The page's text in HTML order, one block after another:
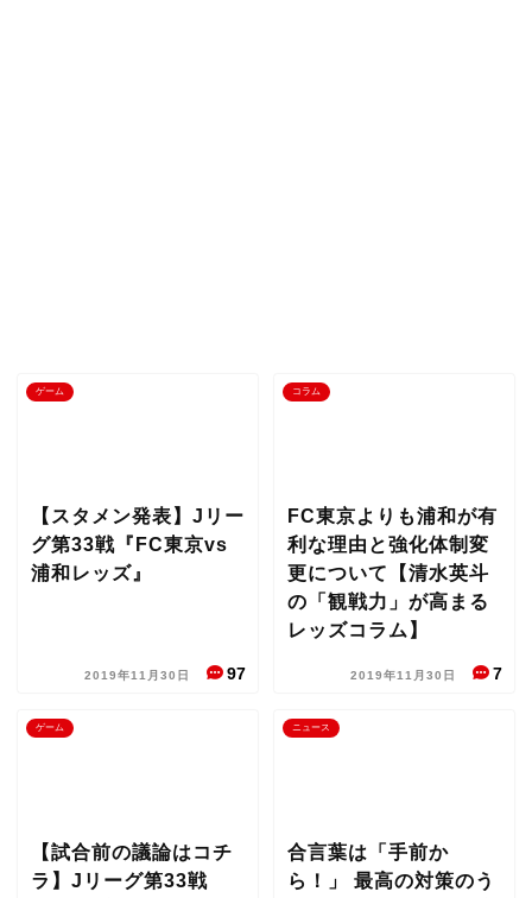
ゲーム
【スタメン発表】Jリー
グ第33戦『FC東京vs
浦和レッズ』
2019年11月30日 97
コラム
FC東京よりも浦和が有
利な理由と強化体制変
更について【清水英斗
の「観戦力」が高まる
レッズコラム】
2019年11月30日 7
ゲーム
【試合前の議論はコチ
ラ】Jリーグ第33戦
ニュース
合言葉は「手前か
ら！」 最高の対策のう